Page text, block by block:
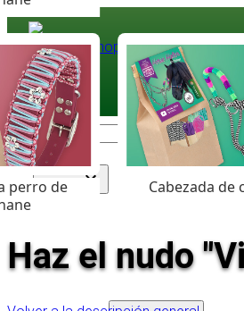
Paracord
Coloured Cord
Surtido
perro de
Cabezada de
Haz el nudo